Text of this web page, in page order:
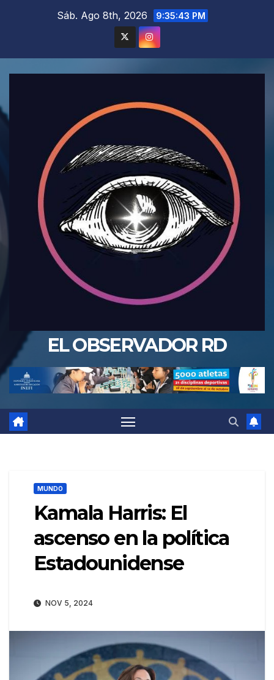
Sáb. Ago 8th, 2026 9:35:44 PM
EL OBSERVADOR RD
MUNDO
Kamala Harris: El
ascenso en la política
Estadounidense
NOV 5, 2024